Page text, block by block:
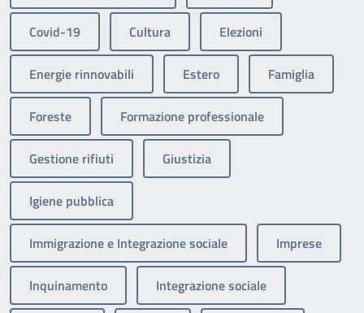
Covid-19 Cultura Elezioni
Energie rinnovabili Estero Famiglia
Foreste Formazione professionale
Gestione rifiuti Giustizia
Igiene pubblica
Immigrazione e Integrazione sociale Imprese
Inquinamento Integrazione sociale